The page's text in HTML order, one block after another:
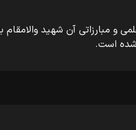
مبارزاتی آن شهید والامقام
شده است.